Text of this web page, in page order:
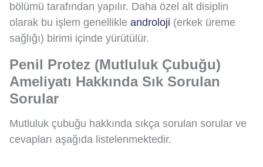
bölümü tarafından yapılır. Daha özel alt disiplin
olarak bu işlem genellikle androloji (erkek üreme
sağlığı) birimi içinde yürütülür.
Penil Protez (Mutluluk Çubuğu)
Ameliyatı Hakkında Sık Sorulan
Sorular
Mutluluk çubuğu hakkında sıkça sorulan sorular ve
cevapları aşağıda listelenmektedir.